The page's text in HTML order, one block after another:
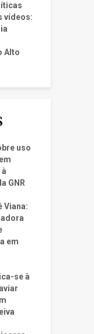
vídeos:
Alto
uso
GNR
Viana:
em
se à